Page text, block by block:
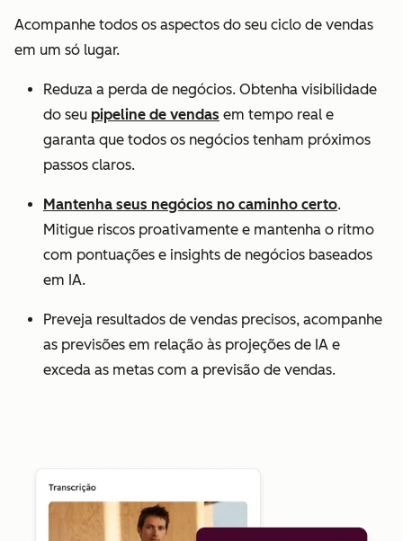
Acompanhe todos os aspectos do seu ciclo de vendas
em um só lugar.
Reduza a perda de negócios. Obtenha visibilidade
do seu pipeline de vendas em tempo real e
garanta que todos os negócios tenham próximos
passos claros.
Mantenha seus negócios no caminho certo.
Mitigue riscos proativamente e mantenha o ritmo
com pontuações e insights de negócios baseados
em IA.
Preveja resultados de vendas precisos, acompanhe
as previsões em relação às projeções de IA e
exceda as metas com a previsão de vendas.